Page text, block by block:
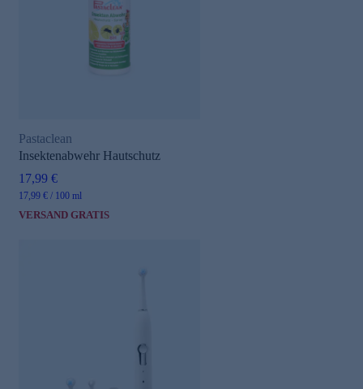
Pastaclean
Insektenabwehr Hautschutz
17,99 €
17,99 € / 100 ml
VERSAND GRATIS